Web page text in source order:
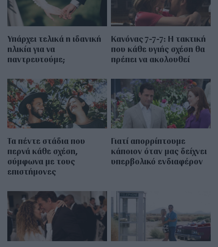
Υπάρχει τελικά η ιδανική
ηλικία για να
παντρευτούμε;
Κανόνας 7-7-7: Η τακτική
που κάθε υγιής σχέση θα
πρέπει να ακολουθεί
Τα πέντε στάδια που
περνά κάθε σχέση,
σύμφωνα με τους
επιστήμονες
Γιατί απορρίπτουμε
κάποιον όταν μας δείχνει
υπερβολικό ενδιαφέρον